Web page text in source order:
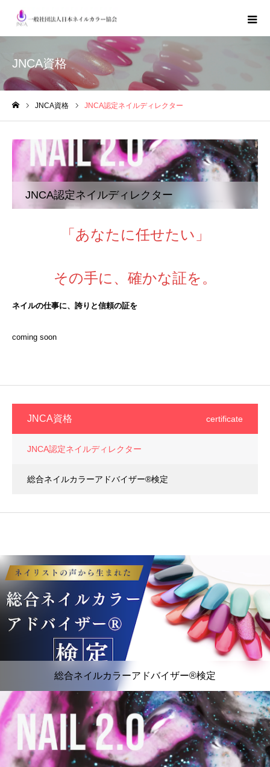
JNCA資格
JNCA資格 JNCA認定ネイルディレクター
JNCA認定ネイルディレクター
「あなたに任せたい」
その手に、確かな証を。
ネイルの仕事に、誇りと信頼の証を
coming soon
JNCA資格 certificate
JNCA認定ネイルディレクター
総合ネイルカラーアドバイザー®️検定
総合ネイルカラーアドバイザー®️検定